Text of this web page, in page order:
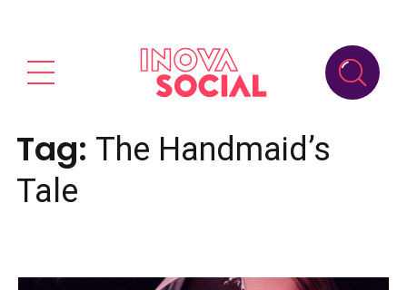
Tag: The Handmaid’s
Tale